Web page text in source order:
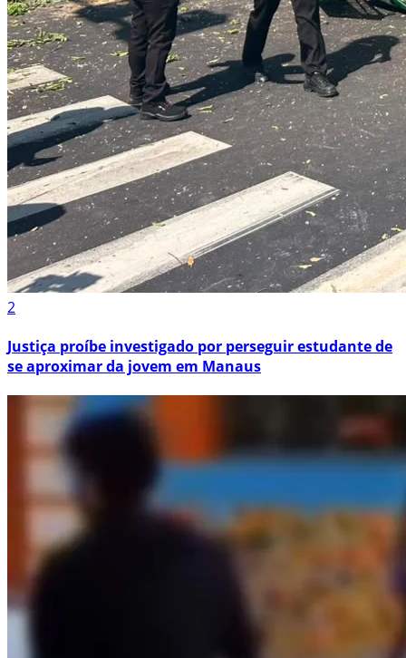
2
Justiça proíbe investigado por perseguir estudante de
se aproximar da jovem em Manaus